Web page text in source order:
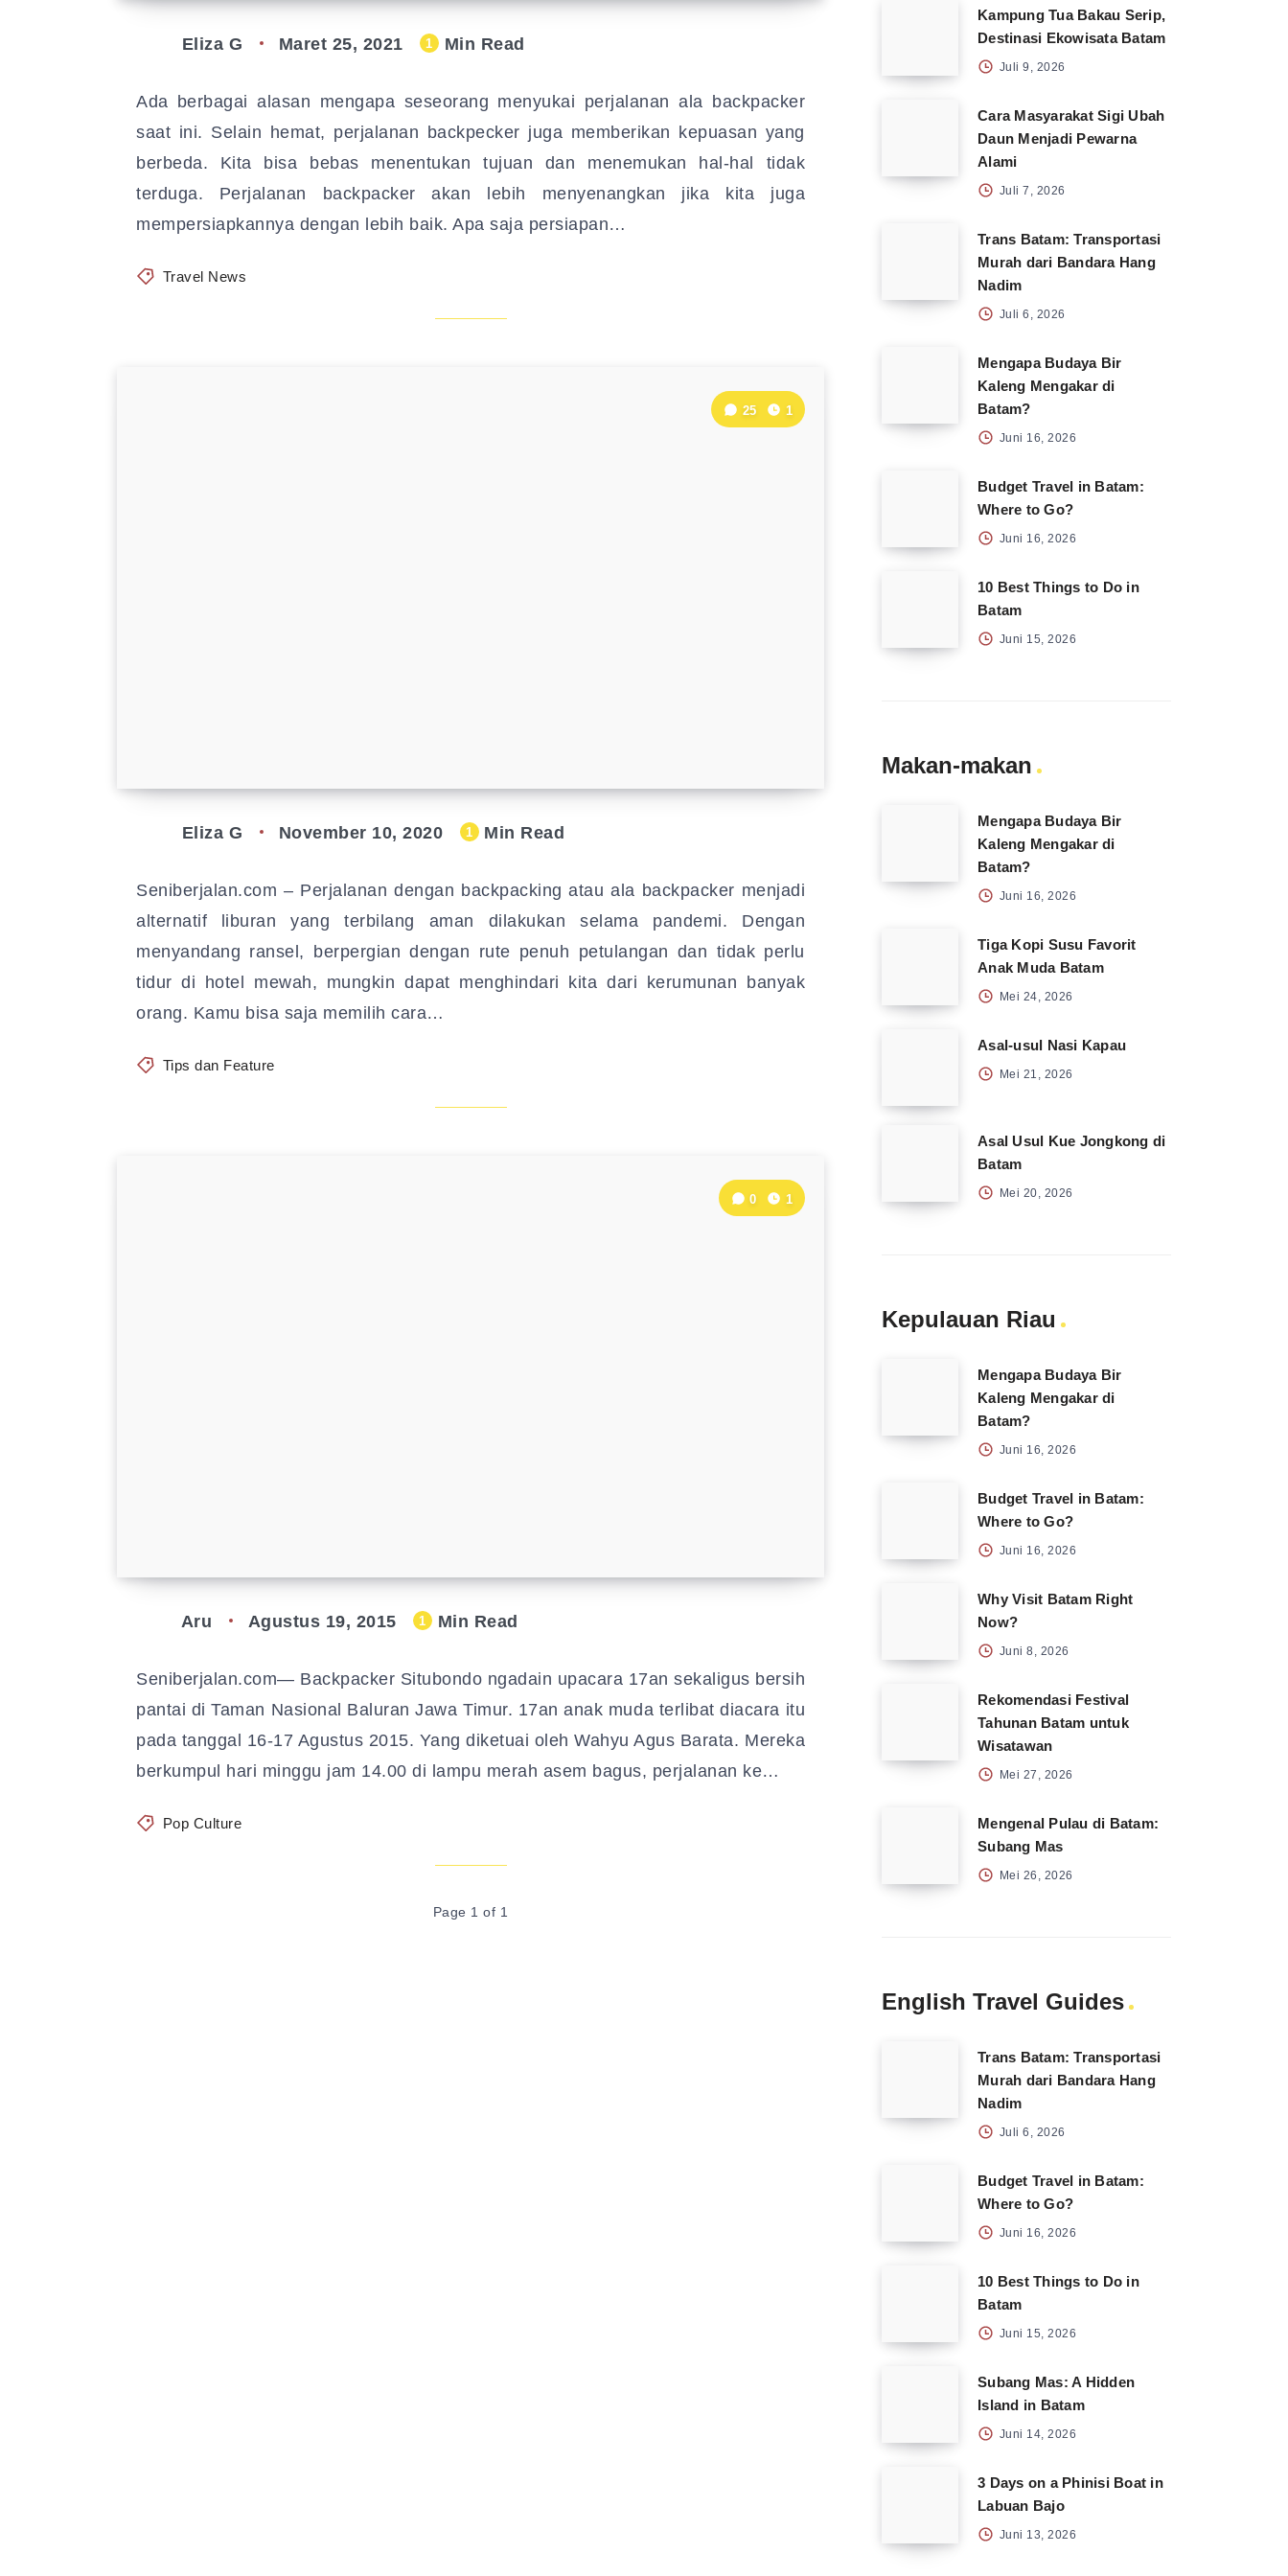
Eliza G Maret 25, 2021 1 Min Read
Ada berbagai alasan mengapa seseorang menyukai perjalanan ala backpacker
saat ini. Selain hemat, perjalanan backpecker juga memberikan kepuasan yang
berbeda. Kita bisa bebas menentukan tujuan dan menemukan hal-hal tidak
terduga. Perjalanan backpacker akan lebih menyenangkan jika kita juga
mempersiapkannya dengan lebih baik. Apa saja persiapan…
Travel News
25 1
Eliza G November 10, 2020 1 Min Read
Seniberjalan.com – Perjalanan dengan backpacking atau ala backpacker menjadi
alternatif liburan yang terbilang aman dilakukan selama pandemi. Dengan
menyandang ransel, berpergian dengan rute penuh petulangan dan tidak perlu
tidur di hotel mewah, mungkin dapat menghindari kita dari kerumunan banyak
orang. Kamu bisa saja memilih cara…
Tips dan Feature
0 1
Aru Agustus 19, 2015 1 Min Read
Seniberjalan.com— Backpacker Situbondo ngadain upacara 17an sekaligus bersih
pantai di Taman Nasional Baluran Jawa Timur. 17an anak muda terlibat diacara itu
pada tanggal 16-17 Agustus 2015. Yang diketuai oleh Wahyu Agus Barata. Mereka
berkumpul hari minggu jam 14.00 di lampu merah asem bagus, perjalanan ke…
Pop Culture
Page 1 of 1
Kampung Tua Bakau Serip,
Destinasi Ekowisata Batam
Juli 9, 2026
Cara Masyarakat Sigi Ubah
Daun Menjadi Pewarna
Alami
Juli 7, 2026
Trans Batam: Transportasi
Murah dari Bandara Hang
Nadim
Juli 6, 2026
Mengapa Budaya Bir
Kaleng Mengakar di
Batam?
Juni 16, 2026
Budget Travel in Batam:
Where to Go?
Juni 16, 2026
10 Best Things to Do in
Batam
Juni 15, 2026
Makan-makan
Mengapa Budaya Bir
Kaleng Mengakar di
Batam?
Juni 16, 2026
Tiga Kopi Susu Favorit
Anak Muda Batam
Mei 24, 2026
Asal-usul Nasi Kapau
Mei 21, 2026
Asal Usul Kue Jongkong di
Batam
Mei 20, 2026
Kepulauan Riau
Mengapa Budaya Bir
Kaleng Mengakar di
Batam?
Juni 16, 2026
Budget Travel in Batam:
Where to Go?
Juni 16, 2026
Why Visit Batam Right
Now?
Juni 8, 2026
Rekomendasi Festival
Tahunan Batam untuk
Wisatawan
Mei 27, 2026
Mengenal Pulau di Batam:
Subang Mas
Mei 26, 2026
English Travel Guides
Trans Batam: Transportasi
Murah dari Bandara Hang
Nadim
Juli 6, 2026
Budget Travel in Batam:
Where to Go?
Juni 16, 2026
10 Best Things to Do in
Batam
Juni 15, 2026
Subang Mas: A Hidden
Island in Batam
Juni 14, 2026
3 Days on a Phinisi Boat in
Labuan Bajo
Juni 13, 2026